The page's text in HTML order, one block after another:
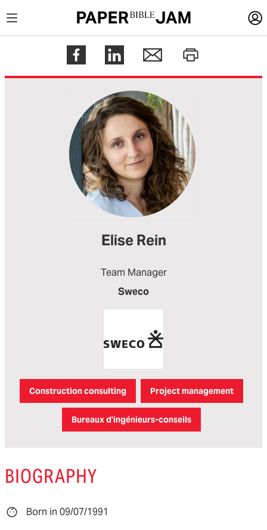
LOGIN
Register
Help
Elise Rein
Team Manager
Sweco
Construction consulting Project management
Bureaux d'ingénieurs-conseils
BIOGRAPHY
Born in 09/07/1991